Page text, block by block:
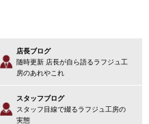
店長ブログ
随時更新 店長が自ら語るラフジュ工
房のあれやこれ
スタッフブログ
スタッフ目線で綴るラフジュ工房の
実態